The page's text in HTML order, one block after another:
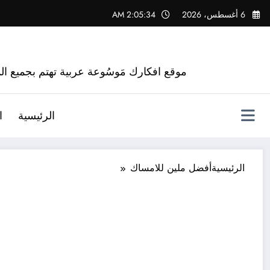
التجاوز
إلى
6 أغسطس، 2026 2:05:35 AM
موقع افكارك مَوسُوعة عربية تهتم بجميع
الرئيسية
الرئيسيةأفضل ملين للامساك